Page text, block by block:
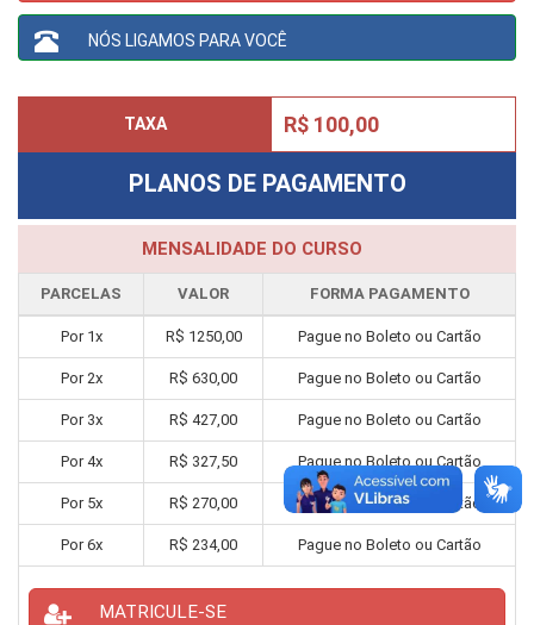
NÓS LIGAMOS PARA VOCÊ
TAXA R$ 100,00
PLANOS DE PAGAMENTO
MENSALIDADE DO CURSO
PARCELAS VALOR FORMA PAGAMENTO
Por 1x R$ 1250,00 Pague no Boleto ou Cartão
Por2x R$ 630,00 Pague no Boleto ou Cartão
Por 3x R$ 427,00 Pague no Boleto ou Cartão
Por4x R$ 327,50 Pague no Boleto ou Cartão
Por 5x R$ 270,00 Pague no Boleto ou Cartão
Por6x R$ 234,00 Pague no Boleto ou Cartão
MATRICULE-SE